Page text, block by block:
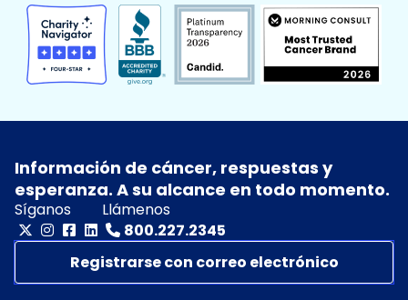
Información de cáncer, respuestas y
esperanza. A su alcance en todo momento.
Síganos
Llámenos
800.227.2345
Registrarse con correo electrónico